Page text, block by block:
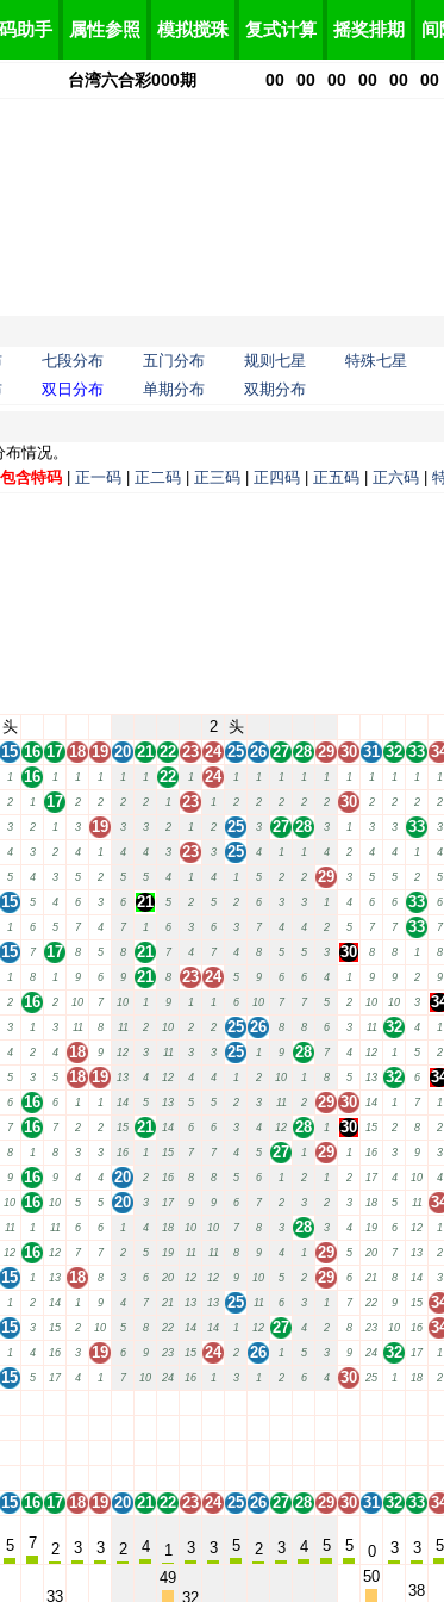
助手 属性参照 模拟搅珠 复式计算 摇奖排期 间
台湾六合彩000期 00 00 00 00 00 00
七段分布 五门分布 规则七星 特殊七星
双日分布 单期分布 双期分布
情况。
包含特码 正一码 正二码 正三码 正四码 正五码 正六码
头 2 头
15 16 17 18 19 20 21 22 23 24 25 26 27 28 29 30 31 32 33
1 16 1 1 1 1 1 22 1 24 1 1 1 1 1 1 1 1 1 1
2 1 17 2 2 2 2 1 23 1 2 2 2 2 2 30 2 2 2 2
3 2 1 3 19 3 3 2 1 2 25 3 27 28 3 1 3 3 33 3
4 3 2 4 1 4 4 3 23 3 25 4 1 1 4 2 4 4 1 4
5 4 3 5 2 5 5 4 1 4 1 5 2 2 29 3 5 5 2 5
15 5 4 6 3 6 21 5 2 5 2 6 3 3 1 4 6 6 33 6
1 6 5 7 4 7 1 6 3 6 3 7 4 4 2 5 7 7 33 7
15 7 17 8 5 8 21 7 4 7 4 8 5 5 3 30 8 8 1 8
1 8 1 9 6 9 21 8 23 24 5 9 6 6 4 1 9 9 2 9
2 16 2 10 7 10 1 9 1 1 6 10 7 7 5 2 10 10 3
3 1 3 11 8 11 2 10 2 2 25 26 8 8 6 3 11 32 4 1
4 2 4 18 9 12 3 11 3 3 25 1 9 28 7 4 12 1 5 2
5 3 5 18 19 13 4 12 4 4 1 2 10 1 8 5 13 32 6
6 16 6 1 1 14 5 13 5 5 2 3 11 2 29 30 14 1 7 1
7 16 7 2 2 15 21 14 6 6 3 4 12 28 1 30 15 2 8 2
8 1 8 3 3 16 1 15 7 7 4 5 27 1 29 1 16 3 9 3
9 16 9 4 4 20 2 16 8 8 5 6 1 2 1 2 17 4 10 4
10 16 10 5 5 20 3 17 9 9 6 7 2 3 2 3 18 5 11
11 1 11 6 6 1 4 18 10 10 7 8 3 28 3 4 19 6 12 1
12 16 12 7 7 2 5 19 11 11 8 9 4 1 29 5 20 7 13 2
15 1 13 18 8 3 6 20 12 12 9 10 5 2 29 6 21 8 14 3
1 2 14 1 9 4 7 21 13 13 25 11 6 3 1 7 22 9 15
15 3 15 2 10 5 8 22 14 14 1 12 27 4 2 8 23 10 16
1 4 16 3 19 6 9 23 15 24 2 26 1 5 3 9 24 32 17 1
15 5 17 4 1 7 10 24 16 1 3 1 2 6 4 30 25 1 18 2
15 16 17 18 19 20 21 22 23 24 25 26 27 28 29 30 31 32 33
5 7 2 3 3 2 4 1 3 3 5 2 3 4 5 5 0 3 3 5
33
49
32
50
38